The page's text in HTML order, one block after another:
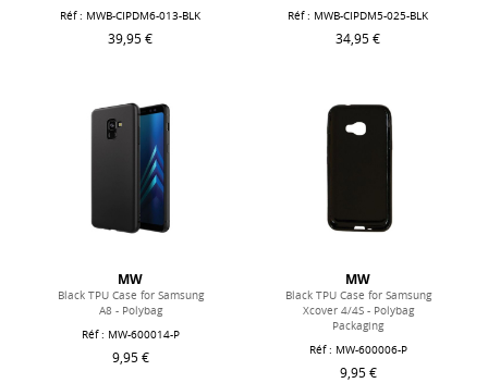
Réf : MWB-CIPDM6-013-BLK
39,95 €
Réf : MWB-CIPDM5-025-BLK
34,95 €
MW
Black TPU Case for Samsung
A8 - Polybag
Réf : MW-600014-P
9,95 €
MW
Black TPU Case for Samsung
Xcover 4/4S - Polybag
Packaging
Réf : MW-600006-P
9,95 €